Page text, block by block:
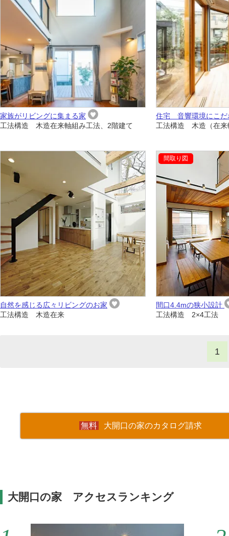
家族がリビングに集まる家
工法構造 木造在来軸組み工法、2階建て
住宅 音響環境にこだ
工法構造 木造（在来
自然を感じる広々リビングのお家
工法構造 木造在来
間口4.4mの狭小設計
工法構造 2×4工法
1
大開口の家のカタログ請求
大開口の家 アクセスランキング